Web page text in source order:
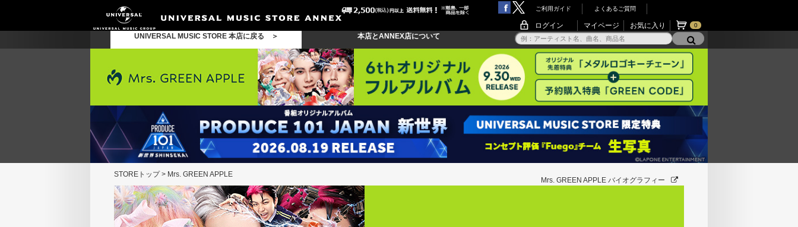
ご利用ガイド よくあるご質問
ログイン マイページ お気に入り 0
UNIVERSAL MUSIC STORE 本店に戻る ＞ 本店とANNEX店について
STOREトップ> Mrs. GREEN APPLE
Mrs. GREEN APPLE バイオグラフィー